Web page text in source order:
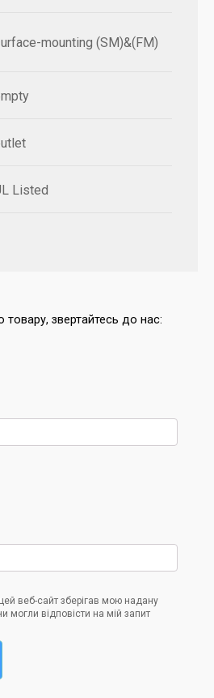
mounting (SM)&(FM)
Listed
звертайтесь до нас:
веб-сайт зберігав мою надану
могли відповісти на мій запит